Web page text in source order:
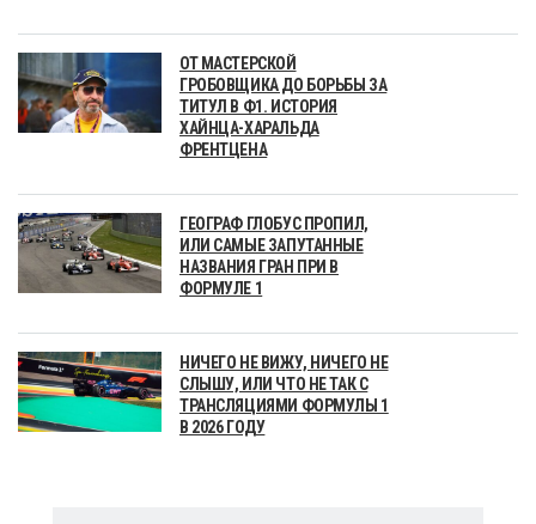
ОТ МАСТЕРСКОЙ
ГРОБОВЩИКА ДО БОРЬБЫ ЗА
ТИТУЛ В Ф1. ИСТОРИЯ
ХАЙНЦА-ХАРАЛЬДА
ФРЕНТЦЕНА
ГЕОГРАФ ГЛОБУС ПРОПИЛ,
ИЛИ САМЫЕ ЗАПУТАННЫЕ
НАЗВАНИЯ ГРАН ПРИ В
ФОРМУЛЕ 1
НИЧЕГО НЕ ВИЖУ, НИЧЕГО НЕ
СЛЫШУ, ИЛИ ЧТО НЕ ТАК С
ТРАНСЛЯЦИЯМИ ФОРМУЛЫ 1
В 2026 ГОДУ